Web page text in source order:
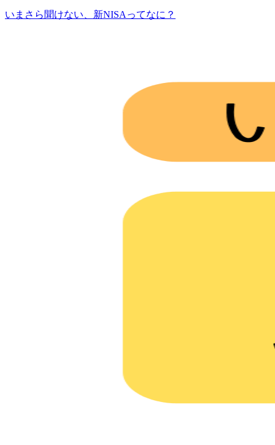
いまさら聞けない、新NISAってなに？